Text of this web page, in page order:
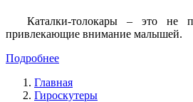
Каталки-толокары – это не
привлекающие внимание малышей.
Подробнее
Главная
Гироскутеры